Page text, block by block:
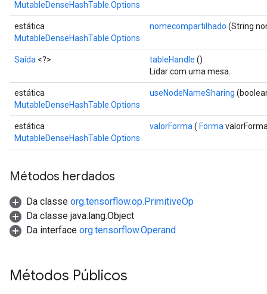
MutableDenseHashTable.Options
estática
MutableDenseHashTable.Options
nomecompartilhado (String
Saída <?> tableHandle ()
Lidar com uma mesa.
estática
MutableDenseHashTable.Options
useNodeNameSharing
estática
MutableDenseHashTable.Options
valorForma ( Forma
Métodos herdados
Da classe org.tensorflow.op.PrimitiveOp
Da classe java.lang.Object
Da interface org.tensorflow.Operand
Métodos Públicos